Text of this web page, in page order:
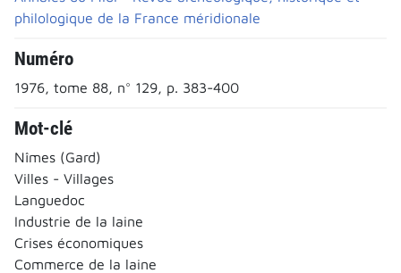
philologique de la France méridionale
Numéro
1976, tome 88, n° 129, p. 383-400
Mot-clé
Nîmes (Gard)
Villes - Villages
Languedoc
Industrie de la laine
Crises économiques
Commerce de la laine